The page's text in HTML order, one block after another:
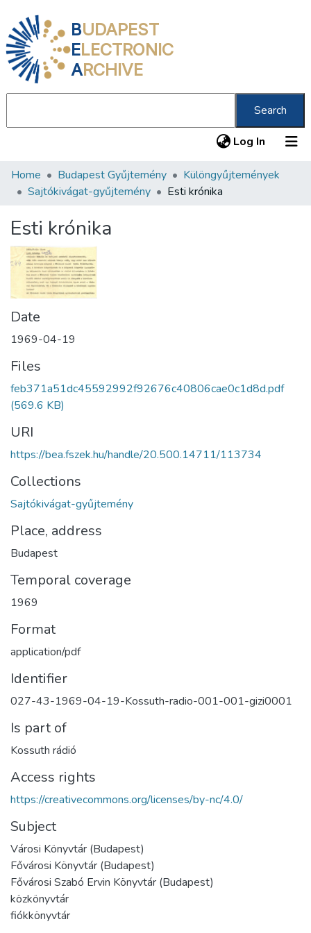
BUDAPEST
ELECTRONIC
ARCHIVE
Search
Log In (current)
Communities & Collections
Statistics
About us
Home Budapest Gyűjtemény
Különgyűjtemények
Sajtókivágat-gyűjtemény
Esti krónika
Esti krónika
Date
1969-04-19
Files
feb371a51dc45592992f92676c40806cae0c1d8d.pdf
(569.6 KB)
URI
https://bea.fszek.hu/handle/20.500.14711/113734
Collections
Sajtókivágat-gyűjtemény
Place, address
Budapest
Temporal coverage
1969
Format
application/pdf
Identifier
027-43-1969-04-19-Kossuth-radio-001-001-gizi0001
Is part of
Kossuth rádió
Access rights
https://creativecommons.org/licenses/by-nc/4.0/
Subject
Városi Könyvtár (Budapest)
Fővárosi Könyvtár (Budapest)
Fővárosi Szabó Ervin Könyvtár (Budapest)
közkönyvtár
fiókkönyvtár